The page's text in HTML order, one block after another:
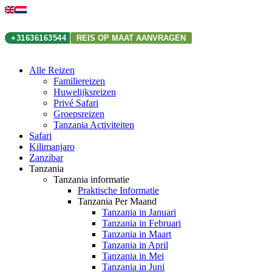
+31636163544 REIS OP MAAT AANVRAGEN
Alle Reizen
Familiereizen
Huwelijksreizen
Privé Safari
Groepsreizen
Tanzania Activiteiten
Safari
Kilimanjaro
Zanzibar
Tanzania
Tanzania informatie
Praktische Informatie
Tanzania Per Maand
Tanzania in Januari
Tanzania in Februari
Tanzania in Maart
Tanzania in April
Tanzania in Mei
Tanzania in Juni